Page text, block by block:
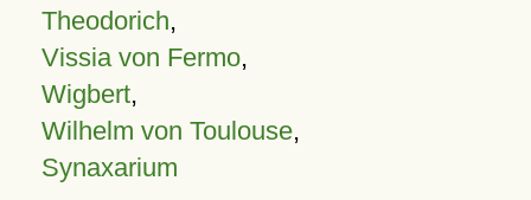
Theodorich,
Vissia von Fermo,
Wigbert,
Wilhelm von Toulouse,
Synaxarium